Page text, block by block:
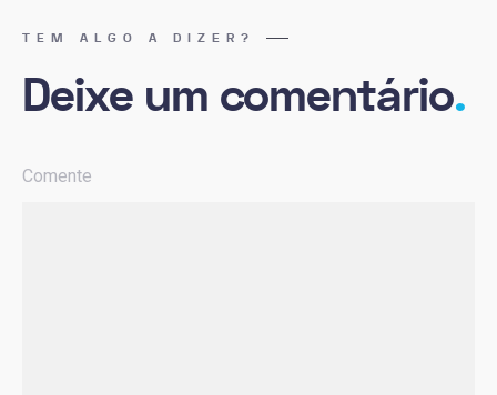
TEM ALGO A DIZER?
Deixe um comentário.
Comente